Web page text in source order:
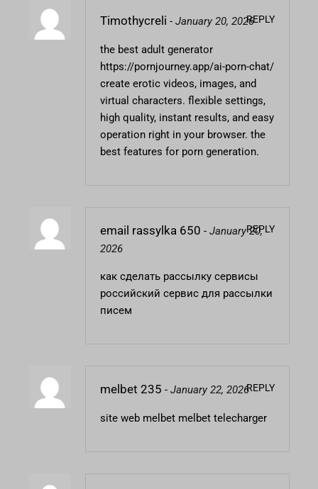
Timothycreli - January 20, 2026REPLY
the best adult generator
https://pornjourney.app/ai-porn-chat/
create erotic videos, images, and
virtual characters. flexible settings,
high quality, instant results, and easy
operation right in your browser. the
best features for porn generation.
email rassylka 650 - January 20,
2026
REPLY
как сделать рассылку сервисы
российский сервис для рассылки
писем
melbet 235 - January 22, 2026REPLY
site web melbet melbet telecharger